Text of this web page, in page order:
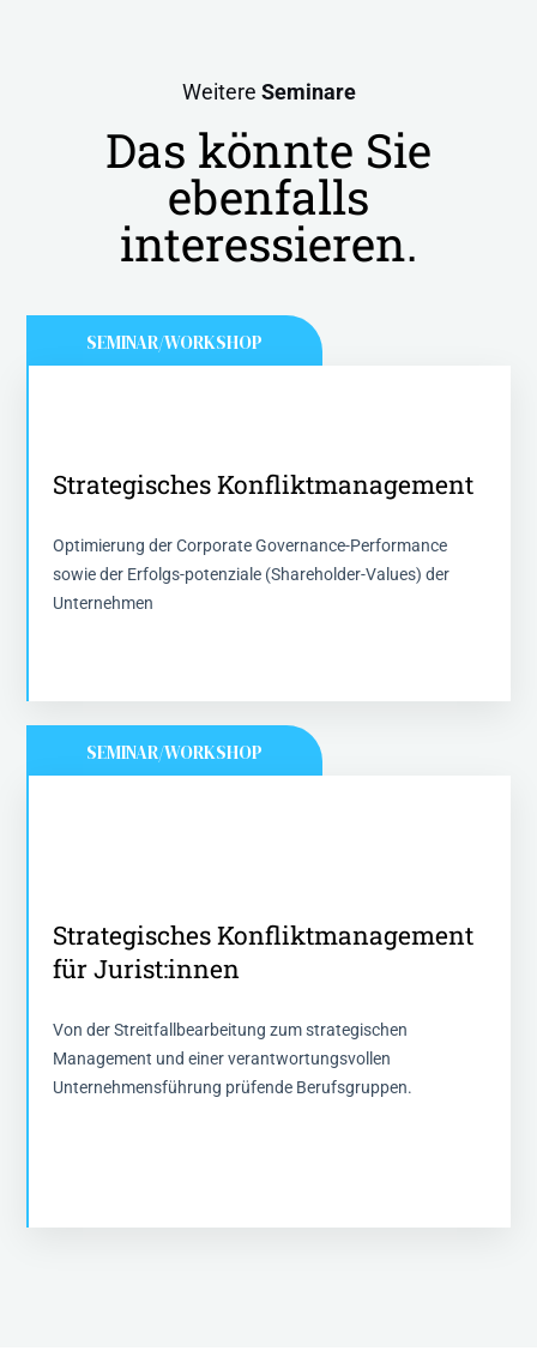
Weitere Seminare
Das könnte Sie
ebenfalls
interessieren.
SEMINAR/WORKSHOP
Strategisches Konfliktmanagement
Optimierung der Corporate Governance-Performance
sowie der Erfolgs-potenziale (Shareholder-Values) der
Unternehmen
Mehr Informationen
SEMINAR/WORKSHOP
Strategisches Konfliktmanagement
für Jurist:innen
Von der Streitfallbearbeitung zum strategischen
Management und einer verantwortungsvollen
Unternehmensführung prüfende Berufsgruppen.
für Jurist:innen
Mehr Informationen